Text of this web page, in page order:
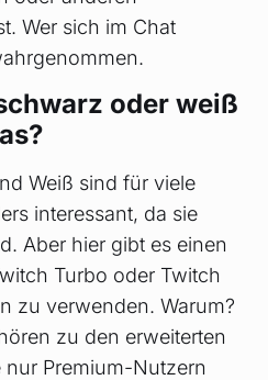
Wer sich im Chat
oder weiß
Weiß sind für viele
interessant, da sie
Aber hier gibt es einen
Turbo oder Twitch
zu verwenden. Warum?
zu den erweiterten
Premium-Nutzern